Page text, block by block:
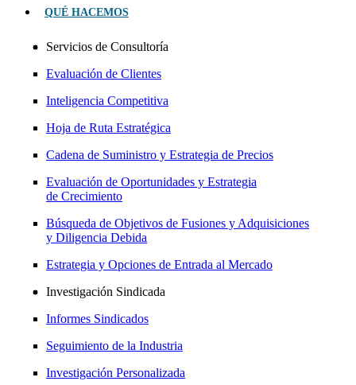
QUÉ HACEMOS
Servicios de Consultoría
Evaluación de Clientes
Inteligencia Competitiva
Hoja de Ruta Estratégica
Cadena de Suministro y Estrategia de Precios
Evaluación de Oportunidades y Estrategia
de Crecimiento
Búsqueda de Objetivos de Fusiones y Adquisiciones
y Diligencia Debida
Estrategia y Opciones de Entrada al Mercado
Investigación Sindicada
Informes Sindicados
Seguimiento de la Industria
Investigación Personalizada